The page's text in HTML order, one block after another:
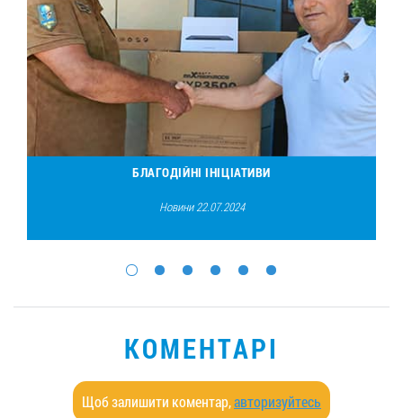
БЛАГОДІЙНІ ІНІЦІАТИВИ
Новини 22.07.2024
КОМЕНТАРІ
Щоб залишити коментар,авторизуйтесь